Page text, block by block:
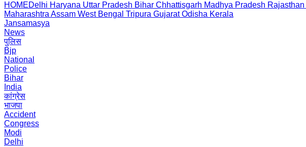
HOMEDelhi Haryana Uttar Pradesh Bihar Chhattisgarh Madhya Pradesh Rajasthan
Maharashtra Assam West Bengal Tripura Gujarat Odisha Kerala
Jansamasya
News
पुलिस
Bjp
National
Police
Bihar
India
कांग्रेस
भाजपा
Accident
Congress
Modi
Delhi